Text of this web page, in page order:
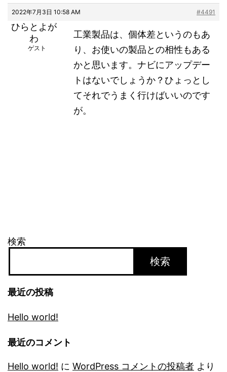
2022年7月3日 10:58 AM #4491
ひらとよが
わ
ゲスト
工業製品は、個体差というのもあ
り、お使いの製品との相性もある
かと思います。ナビにアップデー
トはないでしょうか？ひょっとし
てそれでうまく行けばいいのです
が。
検索
検索
最近の投稿
Hello world!
最近のコメント
Hello world! に WordPress コメントの投稿者 より